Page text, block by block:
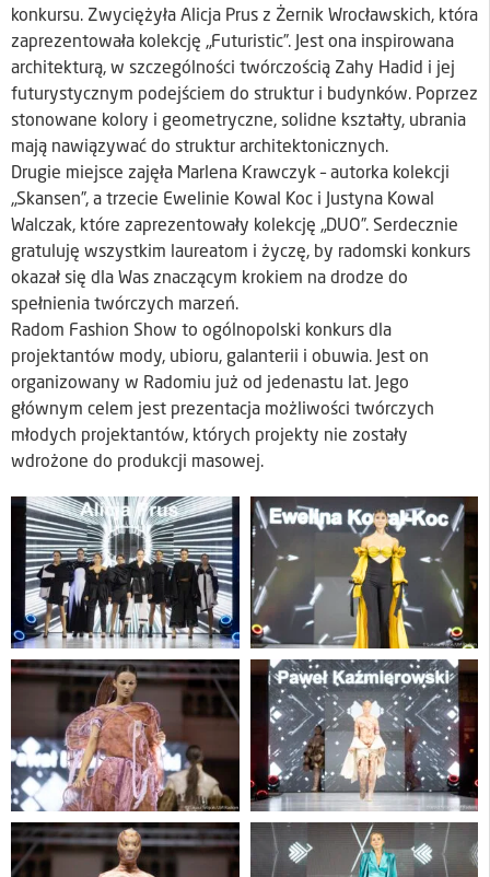
konkursu. Zwyciężyła Alicja Prus z Żernik Wrocławskich, która
zaprezentowała kolekcję „Futuristic”. Jest ona inspirowana
architekturą, w szczególności twórczością Zahy Hadid i jej
futurystycznym podejściem do struktur i budynków. Poprzez
stonowane kolory i geometryczne, solidne kształty, ubrania
mają nawiązywać do struktur architektonicznych.
Drugie miejsce zajęła Marlena Krawczyk – autorka kolekcji
„Skansen”, a trzecie Ewelinie Kowal Koc i Justyna Kowal
Walczak, które zaprezentowały kolekcję „DUO”. Serdecznie
gratuluję wszystkim laureatom i życzę, by radomski konkurs
okazał się dla Was znaczącym krokiem na drodze do
spełnienia twórczych marzeń.
Radom Fashion Show to ogólnopolski konkurs dla
projektantów mody, ubioru, galanterii i obuwia. Jest on
organizowany w Radomiu już od jedenastu lat. Jego
głównym celem jest prezentacja możliwości twórczych
młodych projektantów, których projekty nie zostały
wdrożone do produkcji masowej.